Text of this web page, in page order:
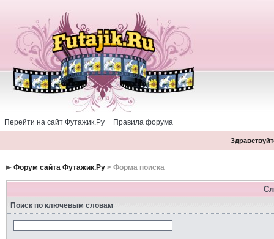
Перейти на сайт Футажик.Ру Правила форума
Форум сайта Футажик.Ру> Форма поиска
Поиск по ключевым словам